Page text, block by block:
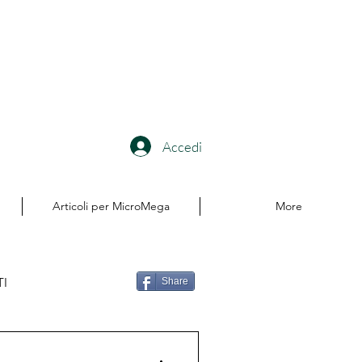
Accedi
Articoli per MicroMega More
Share